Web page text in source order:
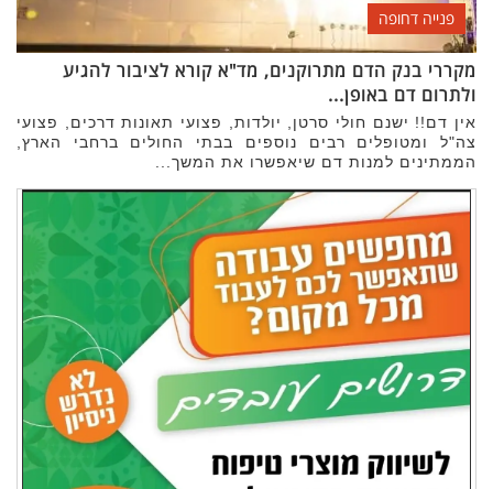
פנייה דחופה
מקררי בנק הדם מתרוקנים, מד"א קורא לציבור להגיע
ולתרום דם באופן...
אין דם!! ישנם חולי סרטן, יולדות, פצועי תאונות דרכים, פצועי
צה"ל ומטופלים רבים נוספים בבתי החולים ברחבי הארץ,
הממתינים למנות דם שיאפשרו את המשך...